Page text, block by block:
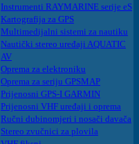
Instrumenti RAYMARINE serije eS
Kartografija za GPS
Multimedijalni sistemi za nautiku
Nautički stereo uređaji AQUATIC
AV
Oprema za elektroniku
Oprema za seriju GPSMAP
Prijenosni GPS-I GARMIN
Prijenosni VHF uređaji i oprema
Ručni dubinomjeri i nosači davača
Stereo zvučnici za plovila